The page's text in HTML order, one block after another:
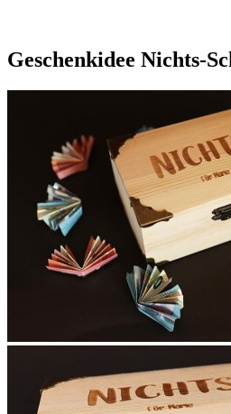
Geschenkidee Nichts-